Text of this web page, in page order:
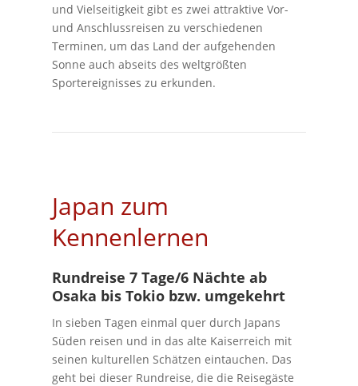
und Vielseitigkeit gibt es zwei attraktive Vor-
und Anschlussreisen zu verschiedenen
Terminen, um das Land der aufgehenden
Sonne auch abseits des weltgrößten
Sportereignisses zu erkunden.
Japan zum
Kennenlernen
Rundreise 7 Tage/6 Nächte ab
Osaka bis Tokio bzw. umgekehrt
In sieben Tagen einmal quer durch Japans
Süden reisen und in das alte Kaiserreich mit
seinen kulturellen Schätzen eintauchen. Das
geht bei dieser Rundreise, die die Reisegäste